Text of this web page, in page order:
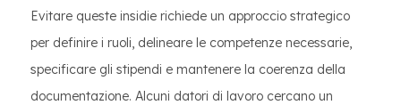
Evitare queste insidie richiede un approccio strategico
per definire i ruoli, delineare le competenze necessarie,
specificare gli stipendi e mantenere la coerenza della
documentazione. Alcuni datori di lavoro cercano un